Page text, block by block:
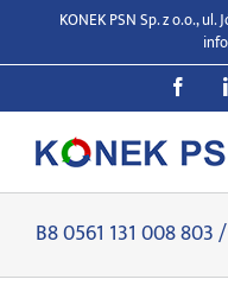
zawartości
KONEK PSN Sp. z o.o.,
B8 0561 131 008 803